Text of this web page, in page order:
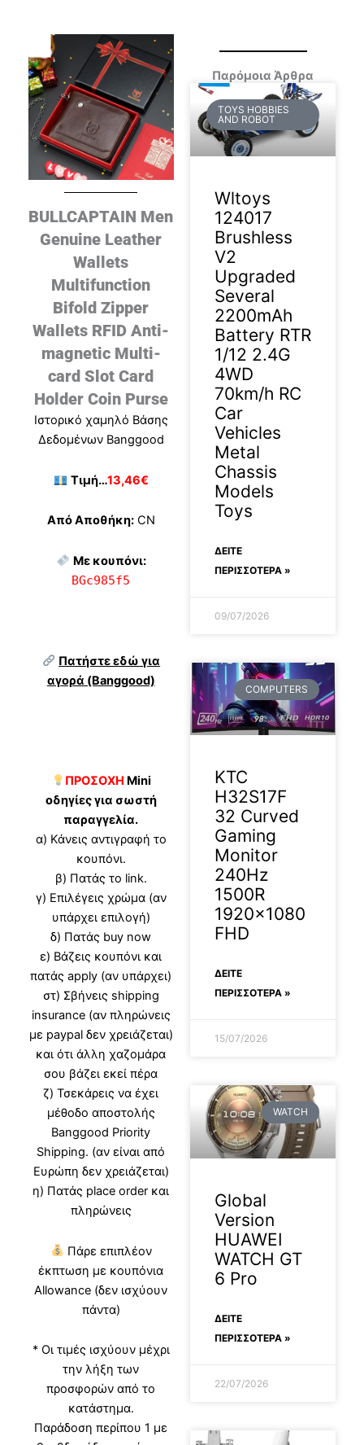
BULLCAPTAIN Men
Genuine Leather
Wallets
Multifunction
Bifold Zipper
Wallets RFID Anti-
magnetic Multi-
card Slot Card
Holder Coin Purse
Ιστορικό χαμηλό Βάσης
Δεδομένων Banggood
Τιμή…13,46€
Από Αποθήκη:CN
Με κουπόνι:
BGc985f5
Πατήστε εδώ για
αγορά (Banggood)
ΠΡΟΣΟΧΗ Mini
οδηγίες για σωστή
παραγγελία.
α) Κάνεις αντιγραφή το
κουπόνι.
β) Πατάς το link.
γ) Επιλέγεις χρώμα (αν
υπάρχει επιλογή)
δ) Πατάς buy now
ε) Βάζεις κουπόνι και
πατάς apply (αν υπάρχει)
στ) Σβήνεις shipping
insurance (αν πληρώνεις
με paypal δεν χρειάζεται)
και ότι άλλη χαζομάρα
σου βάζει εκεί πέρα
ζ) Τσεκάρεις να έχει
μέθοδο αποστολής
Banggood Priority
Shipping. (αν είναι από
Ευρώπη δεν χρειάζεται)
η) Πατάς place order και
πληρώνεις
Πάρε επιπλέον
έκπτωση με κουπόνια
Allowance (δεν ισχύουν
πάντα)
* Οι τιμές ισχύουν μέχρι
την λήξη των
προσφορών από το
κατάστημα.
Παράδοση περίπου 1 με
Παρόμοια Άρθρα
TOYS HOBBIES
AND ROBOT
Wltoys
124017
Brushless
V2
Upgraded
Several
2200mAh
Battery RTR
1/12 2.4G
4WD
70km/h RC
Car
Vehicles
Metal
Chassis
Models
Toys
ΔΕΊΤΕ
ΠΕΡΙΣΣΟΤΕΡΑ »
09/07/2026
COMPUTERS
KTC
H32S17F
32 Curved
Gaming
Monitor
240Hz
1500R
1920×1080
FHD
ΔΕΊΤΕ
ΠΕΡΙΣΣΟΤΕΡΑ »
15/07/2026
WATCH
Global
Version
HUAWEI
WATCH GT
6 Pro
ΔΕΊΤΕ
ΠΕΡΙΣΣΟΤΕΡΑ »
22/07/2026